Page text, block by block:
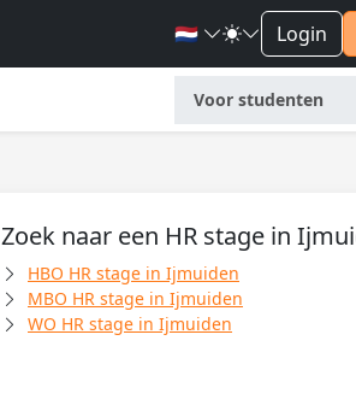
🇳🇱 Login
Voor studenten
Zoek naar een HR stage in
HBO HR stage in Ijmuiden
MBO HR stage in Ijmuiden
WO HR stage in Ijmuiden